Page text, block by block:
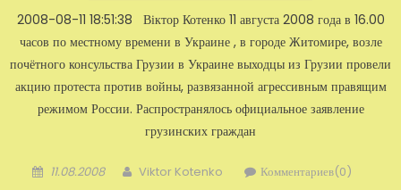
2008-08-11 18:51:38 Віктор Котенко 11 августа 2008 года в 16.00
часов по местному времени в Украине , в городе Житомире, возле
по­чётного консульства Грузии в Украине выходцы из Грузии провели
акцию протеста против войны, раз­вязанной агрессивным правящим
режимом России. Распространялось официаль­ное заявление
грузинских граждан
Добавлено
11.08.2008 Автор
Viktor Kotenko Комментариев(0)